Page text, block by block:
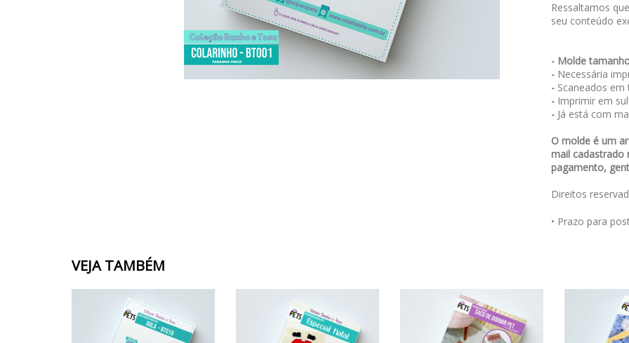
Ressaltamos
seu conteúdo
- Molde
-Necessária
-Scaneados em
- Imprimir em
- Já está com
O molde é um
mail cadastrado
pagamento,
Direitos
• Prazo para
VEJA TAMBÉM